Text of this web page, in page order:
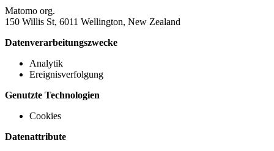
Matomo org.
150 Willis St, 6011 Wellington, New Zealand
Datenverarbeitungszwecke
Analytik
Ereignisverfolgung
Genutzte Technologien
Cookies
Datenattribute